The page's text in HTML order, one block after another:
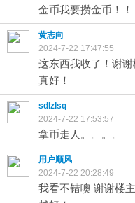
金币我要攒金币！！
黄志向
2024-7-22 17:47:55
这东西我收了！谢
真好！
sdlzlsq
2024-7-22 17:53:57
拿币走人。。。。
用户顺风
2024-7-22 20:28:49
我看不错噢 谢谢楼